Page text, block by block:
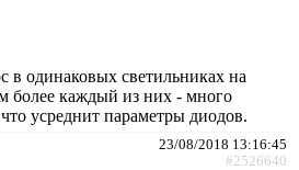
в одинаковых светильниках на
более каждый из них - много
усреднит параметры диодов.
23/08/2018 13:16:45
#2526640